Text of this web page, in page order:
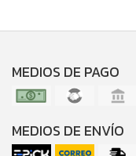
MEDIOS DE PAGO
MEDIOS DE ENVÍO